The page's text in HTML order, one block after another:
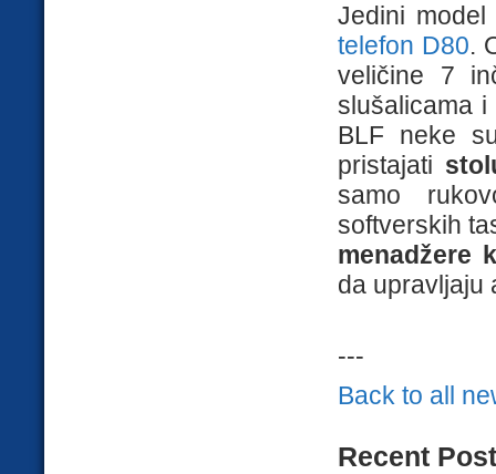
Jedini
telefon D80.
veličine 7
slušalicama
BLF neke
pristajati
samo
softverskih
menadžere
da upravljaju
---
Back to all
Recent